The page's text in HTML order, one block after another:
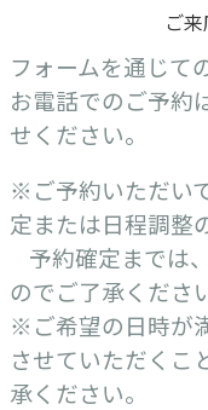
ご
フォームを通じて
お電話でのご予約
せください。
※ご予約いただい
定または日程調整
予約確定までは
のでご了承くださ
※ご希望の日時が
させていただくこ
承ください。